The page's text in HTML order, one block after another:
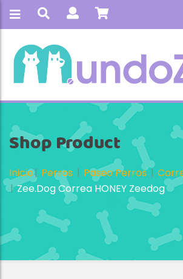
Shop Product
Inicio Perros Paseo Perros
Zee.Dog Correa HONEY Zeedog